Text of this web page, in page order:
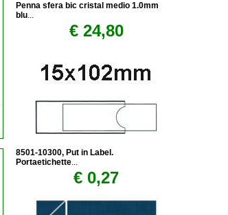
Penna sfera bic cristal medio 1.0mm
blu...
€ 24,80
8501-10300, Put in Label.
Portaetichette...
€ 0,27